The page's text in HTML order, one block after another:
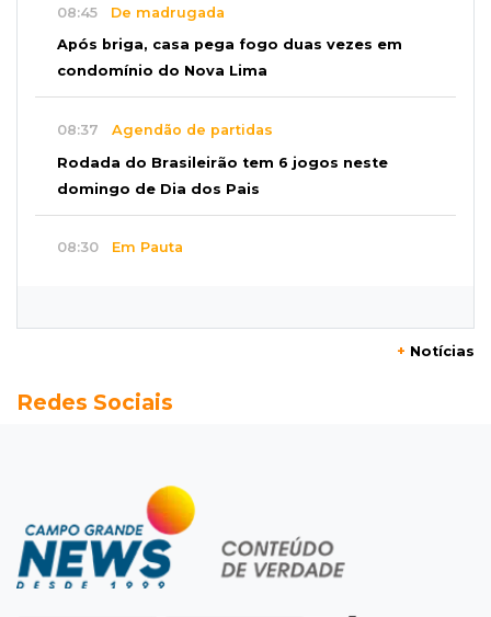
08:45 De madrugada
Após briga, casa pega fogo duas vezes em
condomínio do Nova Lima
08:37 Agendão de partidas
Rodada do Brasileirão tem 6 jogos neste
domingo de Dia dos Pais
08:30 Em Pauta
que tinha com a filha em loja
Município de MS perde 58 mil hectares e R$ 12
milhões por mês com silvicultura
08:03Amambai
+ Notícias
Redes Sociais